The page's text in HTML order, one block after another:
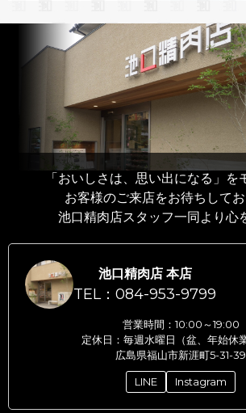
「おいしさは、思い出になる」を
お客様のご来店をお待ちしてお
池口精肉店スタッフ一同より心
池口精肉店 本店
TEL：084-953-9799
営業時間：10:00～19:00
定休日：毎週水曜日（盆、年始休
広島県福山市新涯町5-31-39
LINE Instagram